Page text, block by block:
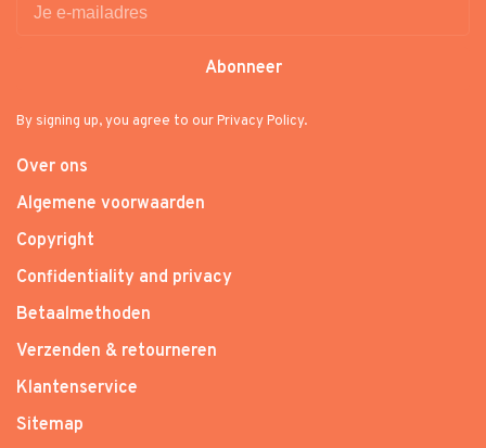
Abonneer
By signing up, you agree to our Privacy Policy.
Over ons
Algemene voorwaarden
Copyright
Confidentiality and privacy
Betaalmethoden
Verzenden & retourneren
Klantenservice
Sitemap